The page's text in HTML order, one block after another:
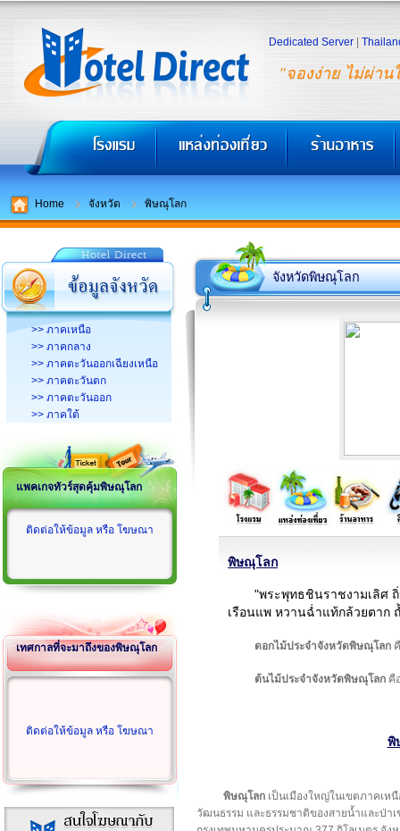
"จองง่าย ไม่ผ่าน
Dedicated Server
Home จังหวัด พิษณุโลก
>> ภาคเหนือ
>> ภาคกลาง
>> ภาคตะวันออกเฉียงเหนือ
>> ภาคตะวันตก
>> ภาคตะวันออก
>> ภาคใต้
แพคเกจทัวร์สุดคุ้มพิษณุโลก
ติดต่อให้ข้อมูล หรือ โฆษณา
เทศกาลที่จะมาถึงของพิษณุโลก
ติดต่อให้ข้อมูล หรือ โฆษณา
จังหวัดพิษณุโลก
พิษณุโลก
"พระพุทธชินราชงามเลิศ
เรือนแพ หวานฉ่ำแท้กล้วยตาก
ดอกไม้ประจำจังหวัดพิษณุโลก
ต้นไม้ประจำจังหวัดพิษณุโลก คื
พิ
พิษณุโลก เป็นเมืองใหญ่ในเขตภาคเห
วัฒนธรรม และธรรมชาติของสายน้ำและป่า